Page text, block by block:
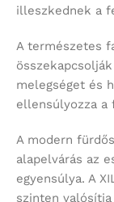
illeszkednek a
A természetes
melegséget és
ellensúlyozza
A modern
alapelvárás az
egyensúlya. A
szinten valósítja